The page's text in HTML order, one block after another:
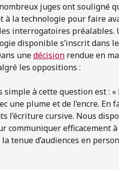
juges ont souligné
la technologie pour faire
interrogatoires préalables.
disponible s’inscrit dans
unedécision rendue en
les oppositions :
à cette question est : «
une plume et de l’encre. En
l’écriture cursive. Nous
communiquer efficacement à
tenue d’audiences en